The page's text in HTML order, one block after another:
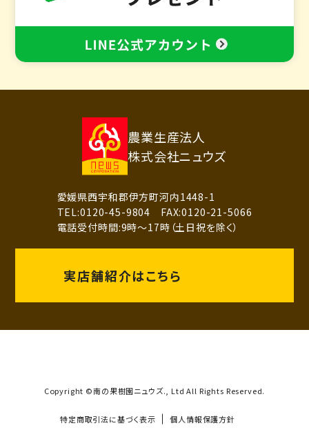
農業生産法人
株式会社ニュウズ
愛媛県西宇和郡伊方町河内1448-1
TEL:0120-45-9804 FAX:0120-21-5066
電話受付時間:9時～17時（土日祝を除く）
実店舗紹介はこちら
Copyright ©南の果樹園ニュウズ., Ltd All Rights Reserved.
特定商取引法に基づく表示 個人情報保護方針